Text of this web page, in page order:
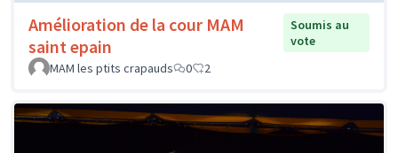
Amélioration de la cour MAM
saint epain
Soumis au
vote
MAM les ptits crapauds
0 2